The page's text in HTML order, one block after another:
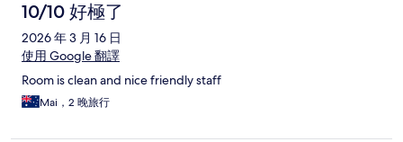
10/10 好極了
2026 年 3 月 16 日
使用 Google 翻譯
Room is clean and nice friendly staff
Mai，2 晚旅行